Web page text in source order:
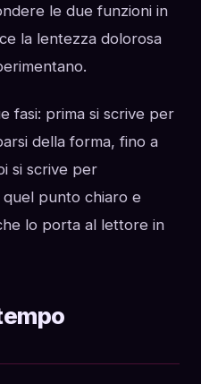
le due funzioni in
la lentezza dolorosa
fasi: prima si scrive per
della forma, fino a
si scrive per
punto chiaro e
lo porta al lettore in